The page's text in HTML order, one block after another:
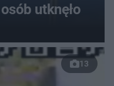
utknęło
13